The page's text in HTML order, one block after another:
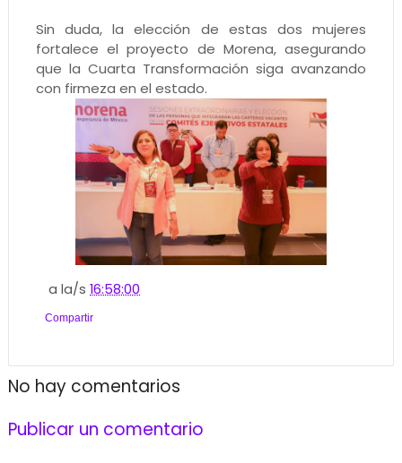
Sin duda, la elección de estas dos mujeres
fortalece el proyecto de Morena, asegurando
que la Cuarta Transformación siga avanzando
con firmeza en el estado.
a la/s16:58:00
Compartir
No hay comentarios
Publicar un comentario